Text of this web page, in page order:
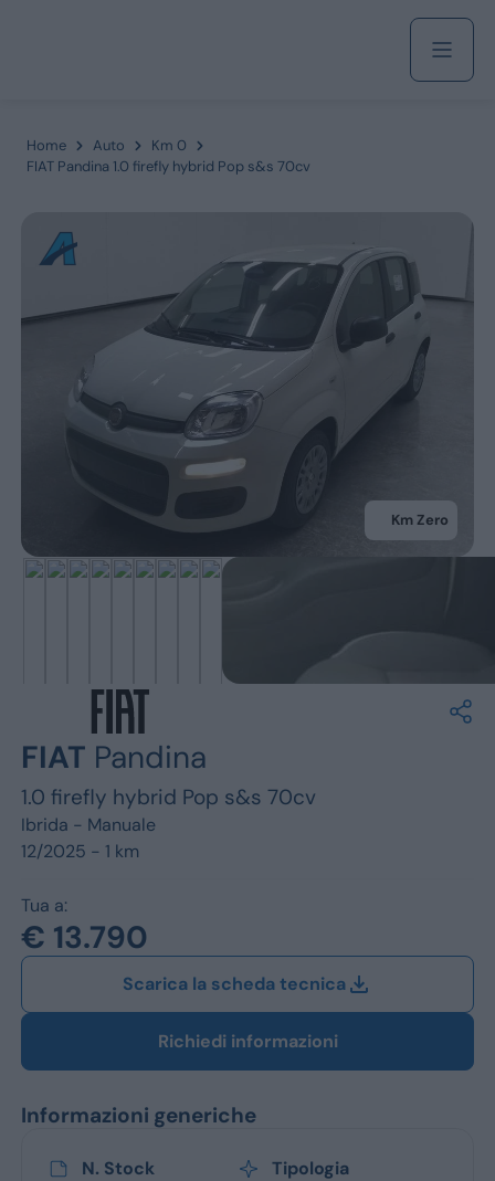
Servizi
Fiat
Jeep
Renault
Vedi tutti i marchi
Home Auto
Km 0
FIAT Pandina 1.0 firefly hybrid Pop s&s 70cv
Km Zero
FIAT Pandina
1.0 firefly hybrid Pop s&s 70cv
Ibrida - Manuale
12/2025 - 1 km
Tua a:
€ 13.790
Scarica la scheda tecnica
Richiedi informazioni
Informazioni generiche
N. Stock
Tipologia